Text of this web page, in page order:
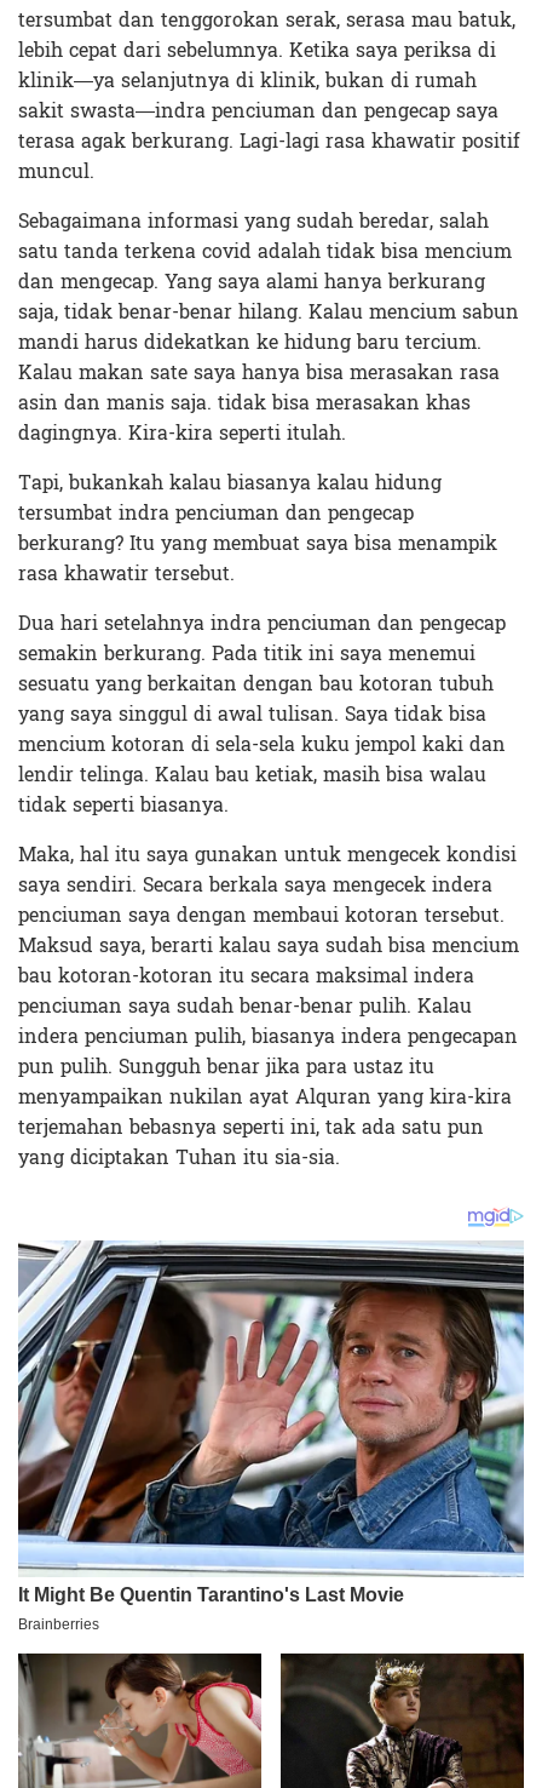
tersumbat dan tenggorokan serak, serasa mau batuk,
lebih cepat dari sebelumnya. Ketika saya periksa di
klinik—ya selanjutnya di klinik, bukan di rumah
sakit swasta—indra penciuman dan pengecap saya
terasa agak berkurang. Lagi-lagi rasa khawatir positif
muncul.
Sebagaimana informasi yang sudah beredar, salah
satu tanda terkena covid adalah tidak bisa mencium
dan mengecap. Yang saya alami hanya berkurang
saja, tidak benar-benar hilang. Kalau mencium sabun
mandi harus didekatkan ke hidung baru tercium.
Kalau makan sate saya hanya bisa merasakan rasa
asin dan manis saja. tidak bisa merasakan khas
dagingnya. Kira-kira seperti itulah.
Tapi, bukankah kalau biasanya kalau hidung
tersumbat indra penciuman dan pengecap
berkurang? Itu yang membuat saya bisa menampik
rasa khawatir tersebut.
Dua hari setelahnya indra penciuman dan pengecap
semakin berkurang. Pada titik ini saya menemui
sesuatu yang berkaitan dengan bau kotoran tubuh
yang saya singgul di awal tulisan. Saya tidak bisa
mencium kotoran di sela-sela kuku jempol kaki dan
lendir telinga. Kalau bau ketiak, masih bisa walau
tidak seperti biasanya.
Maka, hal itu saya gunakan untuk mengecek kondisi
saya sendiri. Secara berkala saya mengecek indera
penciuman saya dengan membaui kotoran tersebut.
Maksud saya, berarti kalau saya sudah bisa mencium
bau kotoran-kotoran itu secara maksimal indera
penciuman saya sudah benar-benar pulih. Kalau
indera penciuman pulih, biasanya indera pengecapan
pun pulih. Sungguh benar jika para ustaz itu
menyampaikan nukilan ayat Alquran yang kira-kira
terjemahan bebasnya seperti ini, tak ada satu pun
yang diciptakan Tuhan itu sia-sia.